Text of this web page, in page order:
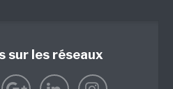
sur les réseaux